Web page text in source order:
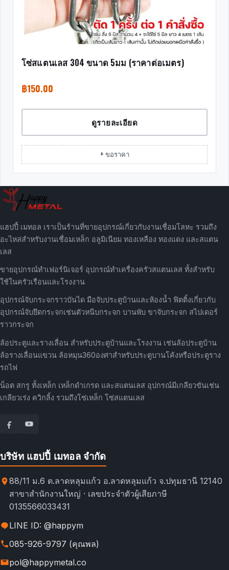
โซ่สแตนเลส 304 ขนาด 5มม (ราคาต่อเมตร)
฿150.00
ดูรายละเอียด
+ ขอราคา
แฮปปี้ เมทอล เราเป็นร้านที่ขายอุปกรณ์เกี่ยวกับงานเชื่อมโลหะ รวมถึง
อะไหล่สำหรับงานเชื่อมเหล็ก อลูมิเนียม ทองเหลือง ทองแดง และสแตน
เลส
ขายอุปกรณ์ทำเฟอร์นิเจอร์ อุปกรณ์ทำเครื่องครัวสแตนเลส ทั้งสำหรับ
ใช้ในครัวเรือนและโรงงาน
อุปกรณ์จับกระจกราวบันได มือจับประตูบ้านและห้องน้ำ ฟิตติ้งเกี่ยวกับ
อุปกรณ์จับยึดกระจกเช่นตัวหนีบกระจก บานพับ ขาจับกระจก สไปเดอร์
ราวกระจก
ล้อประตูและรางเลื่อน สำหรับประตูบ้านและโรงงาน เช่นล้อประตูบ้าน
ล้อรางเลื่อนแขวน ล้อหมุน360องศาสำหรับประตูบานโค้งหรือประตูราง
รถไฟ
น็อต สกรู ทั้งเหล็ก เหล็กดำเกรด และสแตนเลส อุปกรณ์มีเกลียวขันเช่น
เกลียวเร่ง ควิกลิ้ง รวมถึงโซ่เหล็ก โซ่สแตนเลส
บริษัท แฮปปี้ เมทอล จำกัด
88/11 ม.6 ต.ลาดหลุมแก้ว อ.ลาดหลุมแก้ว จ.ปทุมธานี 12140
สาขาสำนักงานใหญ่ · เลขประจำตัวผู้เสียภาษี
0135566033431
LINE ID: @happym
085-926-9797 (คุณพล)
pol@happymetal.co